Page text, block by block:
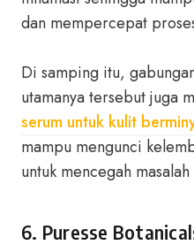
dan mempercepat
Di samping itu,
utamanya tersebut juga
serum untuk kulit
mampu mengunci
untuk mencegah
6. Puresse